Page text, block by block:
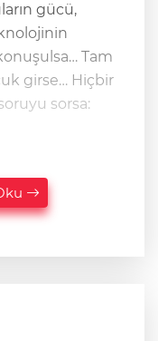
gücü,
Tam
girse… Hiçbir
sorsa: